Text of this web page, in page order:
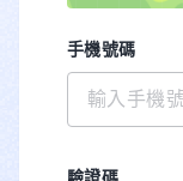
手機號碼
驗證碼